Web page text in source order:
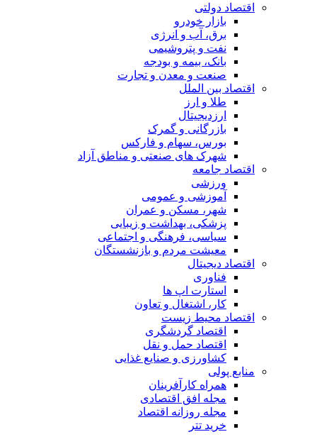
اقتصاد دولتی
بازار خودرو
برق، آب و انرژی
نفت و پتروشیمی
بانک، بیمه و بودجه
صنعت و معدن و تجارت
اقتصاد بین الملل
طلا و ارز
ارزدیجیتال
بازرگانی و گمرک
بورس، سهام و فارکس
شهرک های صنعتی و مناطق آزاد
اقتصاد جامعه
ورزشی
آموزشی و عمومی
شهر، مسکن و عمران
پزشکی، بهداشت و زیبایی
سیاسی، فرهنگی و اجتماعی
معیشت مردم و بازنشستگان
اقتصاد دیجیتال
فناوری
استارت اپ ها
کار، اشتغال و تعاون
اقتصاد محیط زیست
اقتصاد گردشگری
اقتصاد حمل و نقل
کشاورزی و صنایع غذایی
منابع پولی
همراه کارآفرینان
مجله افق اقتصادی
مجله روزانه اقتصاد
خرید تتر